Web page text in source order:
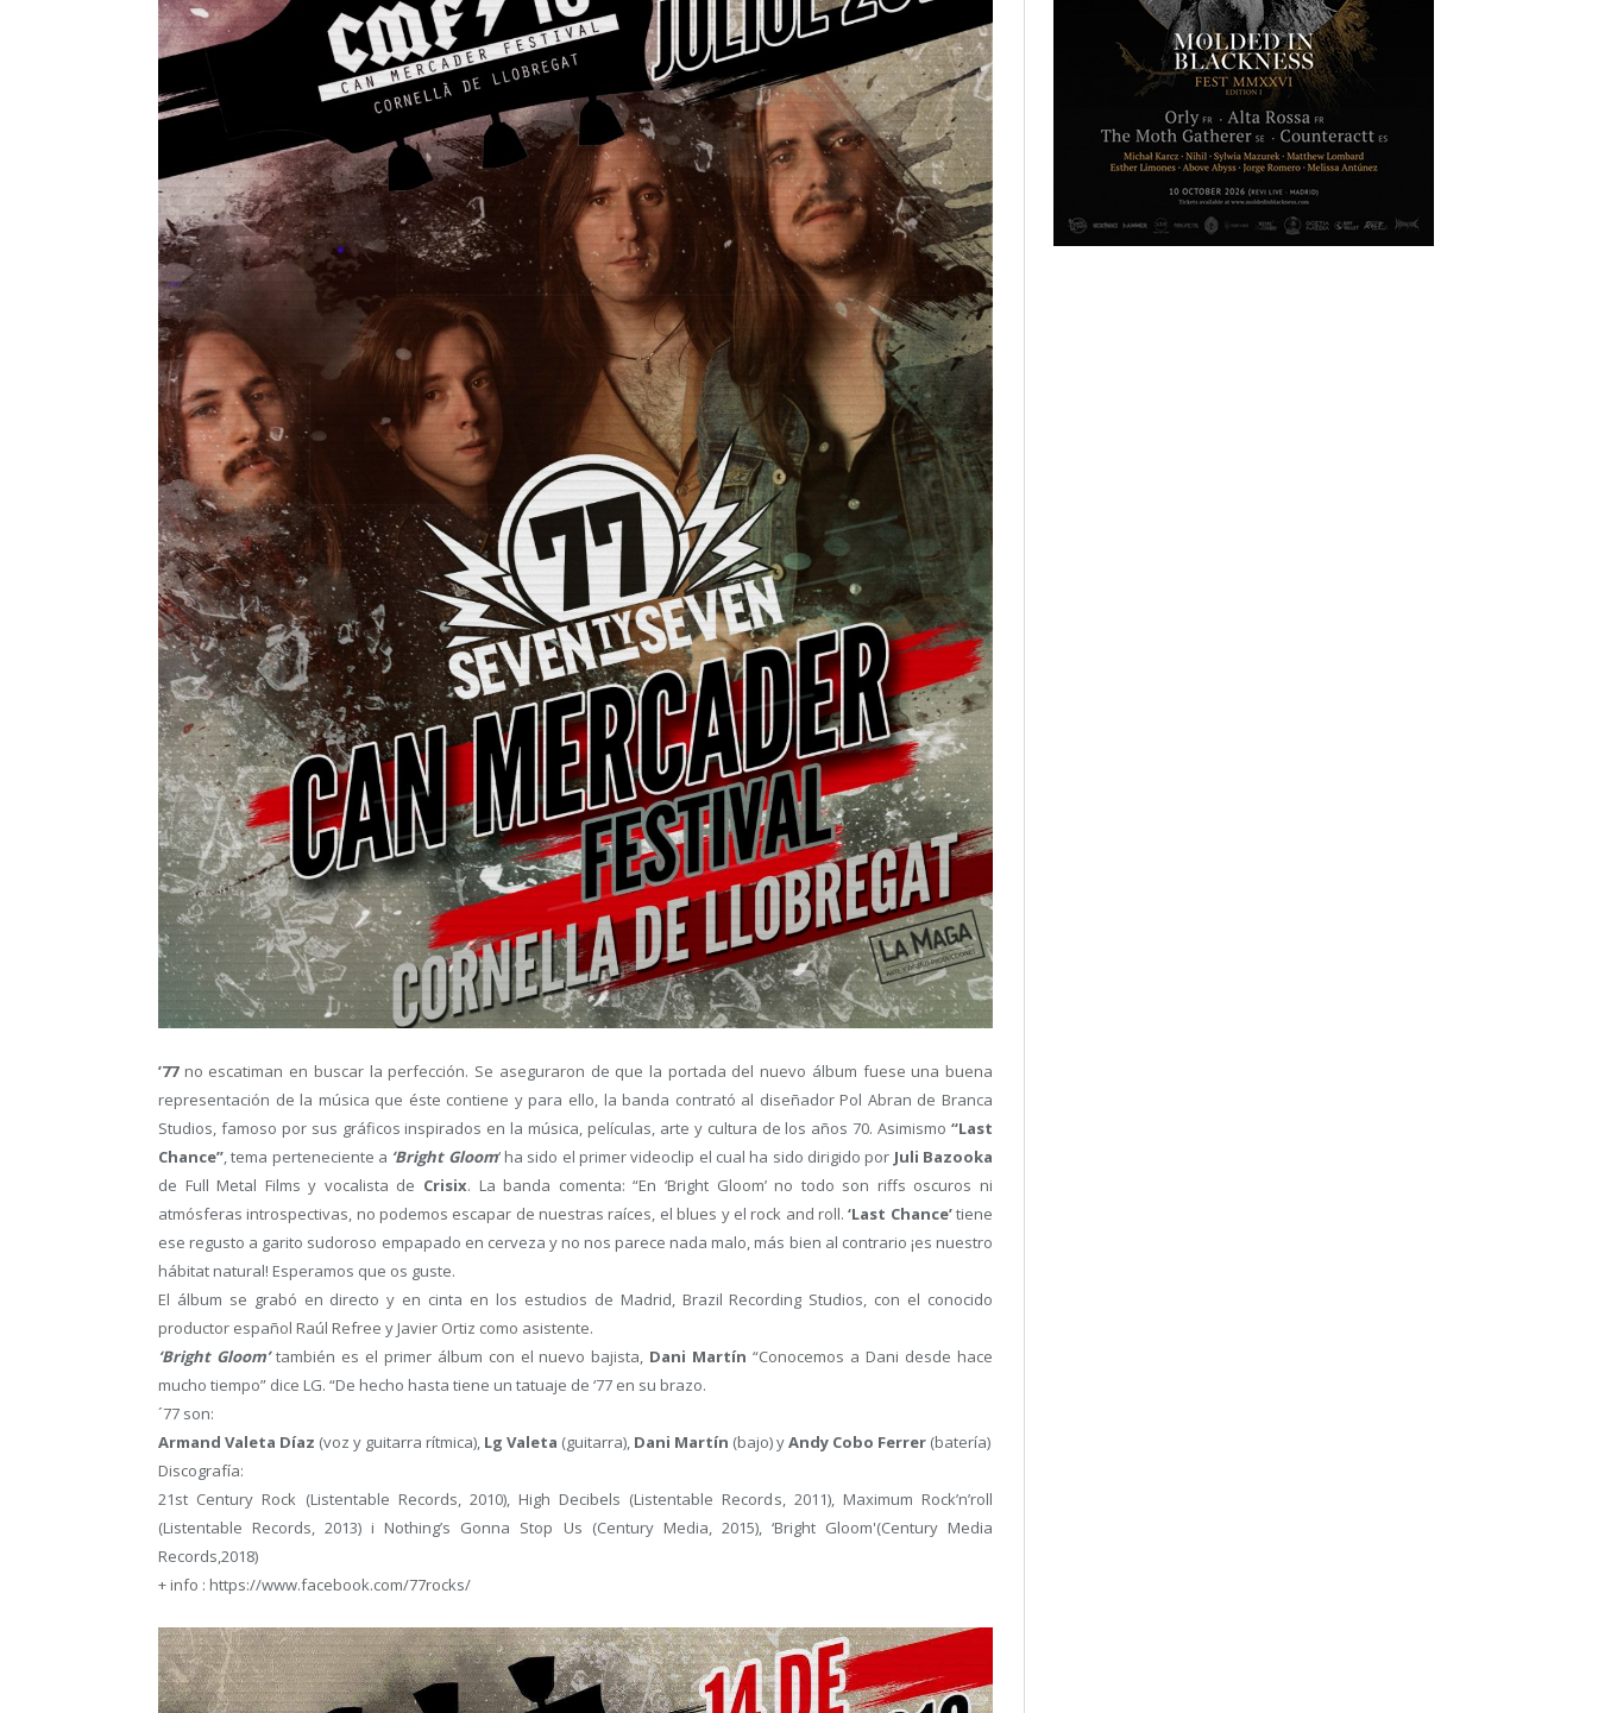
’77no escatiman en buscar la perfección. Se aseguraron de que la portada del nuevo álbum fuese una buena
representación de la música que éste contiene y para ello, la banda contrató al diseñador Pol Abran de Branca
Studios, famoso por sus gráficos inspirados en la música, películas, arte y cultura de los años 70. Asimismo “Last
Chance”, tema perteneciente a ‘Bright Gloom‘ ha sido el primer videoclip el cual ha sido dirigido por Juli Bazooka
de Full Metal Films y vocalista de Crisix. La banda comenta: “En ‘Bright Gloom’ no todo son riffs oscuros ni
atmósferas introspectivas, no podemos escapar de nuestras raíces, el blues y el rock and roll. ‘Last Chance’tiene
ese regusto a garito sudoroso empapado en cerveza y no nos parece nada malo, más bien al contrario ¡es nuestro
hábitat natural! Esperamos que os guste.
El álbum se grabó en directo y en cinta en los estudios de Madrid, Brazil Recording Studios, con el conocido
productor español Raúl Refree y Javier Ortiz como asistente.
‘Bright Gloom’ también es el primer álbum con el nuevo bajista, Dani Martín “Conocemos a Dani desde hace
mucho tiempo” dice LG. “De hecho hasta tiene un tatuaje de ‘77 en su brazo.
´77 son:
Armand Valeta Díaz (voz y guitarra rítmica), Lg Valeta (guitarra), Dani Martín (bajo) yAndy Cobo Ferrer (batería)
Discografía:
21st Century Rock (Listentable Records, 2010), High Decibels (Listentable Records, 2011), Maximum Rock’n’roll
(Listentable Records, 2013) i Nothing’s Gonna Stop Us (Century Media, 2015), ‘Bright Gloom'(Century Media
Records,2018)
+ info : https://www.facebook.com/77rocks/